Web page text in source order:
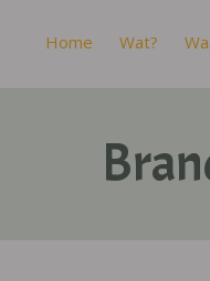
Home Wat?